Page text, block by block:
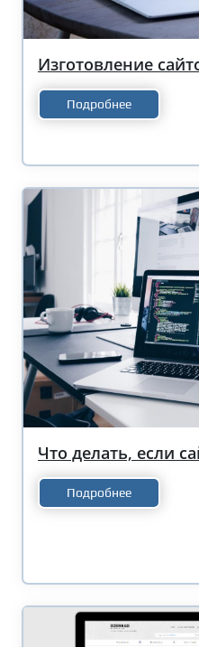
Изготовление
Подробнее
Что делать, если
Подробнее